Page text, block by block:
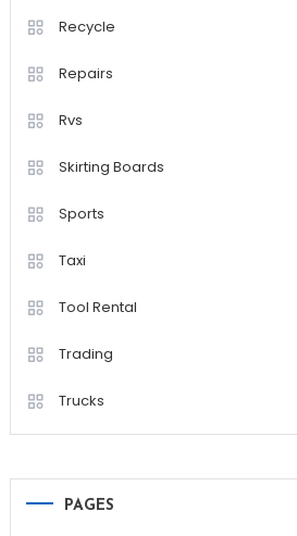
Recycle
Repairs
Rvs
Skirting Boards
Sports
Taxi
Tool Rental
Trading
Trucks
PAGES